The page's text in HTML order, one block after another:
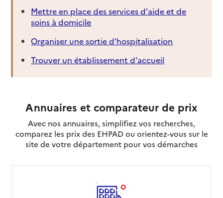
Mettre en place des services d'aide et de
soins à domicile
Organiser une sortie d'hospitalisation
Trouver un établissement d'accueil
Annuaires et comparateur de prix
Avec nos annuaires, simplifiez vos recherches,
comparez les prix des EHPAD ou orientez-vous sur le
site de votre département pour vos démarches